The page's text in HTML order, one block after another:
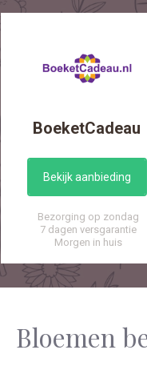
BoeketCadeau
Bekijk aanbieding
Bezorging op zondag
7 dagen versgarantie
Morgen in huis
Bloemen